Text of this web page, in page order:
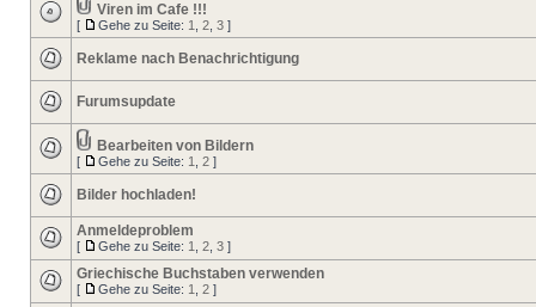
Viren im Cafe !!!
[ Gehe zu Seite: 1 2 3 ]
Reklame nach Benachrichtigung
Furumsupdate
Bearbeiten von Bildern
[ Gehe zu Seite: 1 2 ]
Bilder hochladen!
Anmeldeproblem
[ Gehe zu Seite: 1 2 3 ]
Griechische Buchstaben verwenden
[ Gehe zu Seite: 1 2 ]